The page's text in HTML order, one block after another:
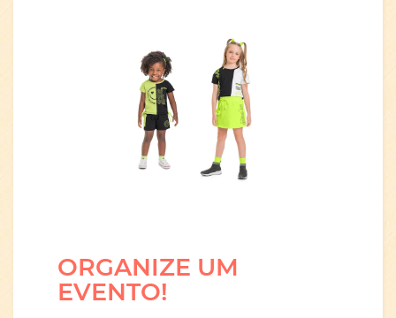
ORGANIZE UM
EVENTO!